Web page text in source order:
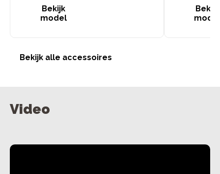
Bekijk
model
Bekijk
Bekijk alle accessoires
Video